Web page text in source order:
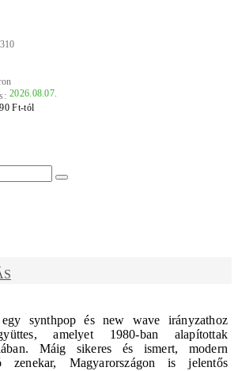
2026.08.07.
Ft-tól
synthpop és new wave irányzathoz
amelyet 1980-ban alapítottak
Máig sikeres és ismert, modern
zenekar, Magyarországon is jelentős